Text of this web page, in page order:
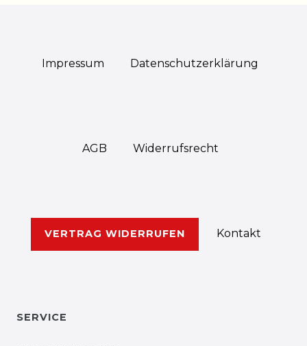
Impressum Daten­schutz­erklärung
AGB Widerrufs­recht
VERTRAG WIDERRUFEN Kontakt
SERVICE